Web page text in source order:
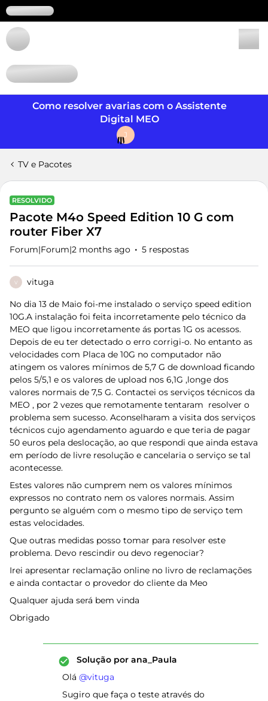
Como resolver avarias com o Assistente
Digital MEO
J
TV e Pacotes
RESOLVIDO
Pacote M4o Speed Edition 10 G com
router Fiber X7
Forum|Forum|2 months ago 5 respostas
V vituga
No dia 13 de Maio foi-me instalado o serviço speed edition
10G.A instalação foi feita incorretamente pelo técnico da
MEO que ligou incorretamente ás portas 1G os acessos.
Depois de eu ter detectado o erro corrigi-o. No entanto as
velocidades com Placa de 10G no computador não
atingem os valores mínimos de 5,7 G de download ficando
pelos 5/5,1 e os valores de upload nos 6,1G ,longe dos
valores normais de 7,5 G. Contactei os serviços técnicos da
MEO , por 2 vezes que remotamente tentaram resolver o
problema sem sucesso. Aconselharam a visita dos serviços
técnicos cujo agendamento aguardo e que teria de pagar
50 euros pela deslocação, ao que respondi que ainda estava
em período de livre resolução e cancelaria o serviço se tal
acontecesse.
Estes valores não cumprem nem os valores mínimos
expressos no contrato nem os valores normais. Assim
pergunto se alguém com o mesmo tipo de serviço tem
estas velocidades.
Que outras medidas posso tomar para resolver este
problema. Devo rescindir ou devo regenociar?
Irei apresentar reclamação online no livro de reclamações
e ainda contactar o provedor do cliente da Meo
Qualquer ajuda será bem vinda
Obrigado
Solução por ana_Paula
Olá ​ @vituga
Sugiro que faça o teste através do